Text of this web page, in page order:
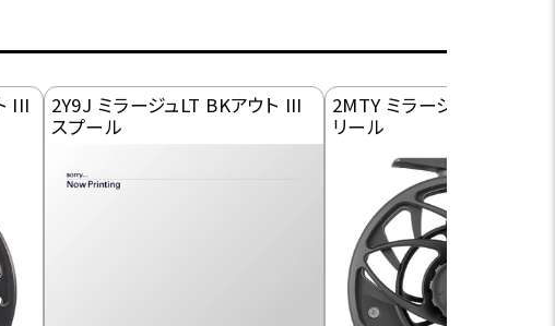
III
2Y9J ミラージュLT BKアウト III
スプール
2MTY ミラージュLT BKア
リール